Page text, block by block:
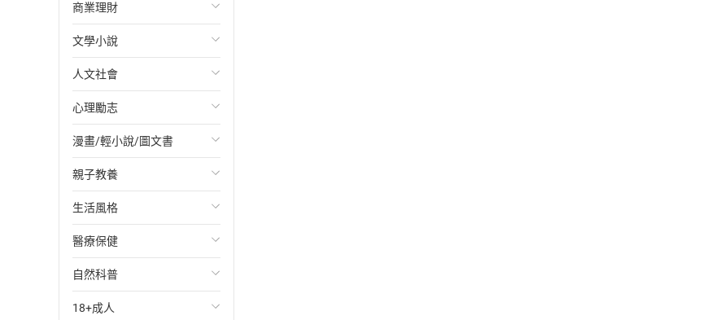
商業理財
投資理財
經濟/趨勢
財務/金融
管理/領導
職場工作術
成功法
行銷/廣告
傳記
商務/商學
文學小說
歐美文學
日本文學
韓國文學
華文文學
經典文學
成長/家庭生活小說
懸疑/推理小說
科幻/奇幻小說
人文社會
國際關係
政治
社會科學
台灣/中國歷史
日/韓歷史
其他歷史/史學
法律
心理勵志
心靈成長/情緒
人際關係
兩性關係
心理學
漫畫/輕小說/圖文書
輕小說
奇幻/科幻
愛情故事
職場/社會寫實
懸疑/推理
親子教養
教育現場
兒童文學/故事
兒童科普/學習
育兒百科
生活風格
飲食/食譜
健身/美顏
運動/遊戲
醫療保健
健康/養生
常見疾病
自然科普
生物科學
18+成人